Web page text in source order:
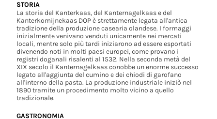
STORIA
La storia del Kanterkaas, del Kanternagelkaas e del
Kanterkomijnekaas DOP è strettamente legata all'antica
tradizione della produzione casearia olandese. I formaggi
inizialmente venivano venduti unicamente nei mercati
locali, mentre solo più tardi iniziarono ad essere esportati
divenendo noti in molti paesi europei, come provano i
registri doganali risalenti al 1532. Nella seconda metà del
XIX secolo il Kanternagelkaas conobbe un enorme successo
legato all'aggiunta del cumino e dei chiodi di garofano
all'interno della pasta. La produzione industriale iniziò nel
1890 tramite un procedimento molto vicino a quello
tradizionale.
GASTRONOMIA